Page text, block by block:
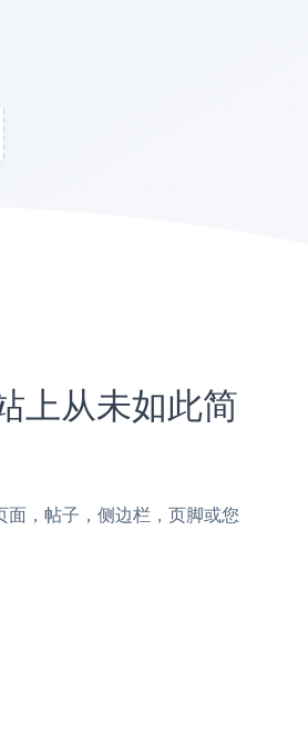
从未如此简
，帖子，侧边栏，页脚或您